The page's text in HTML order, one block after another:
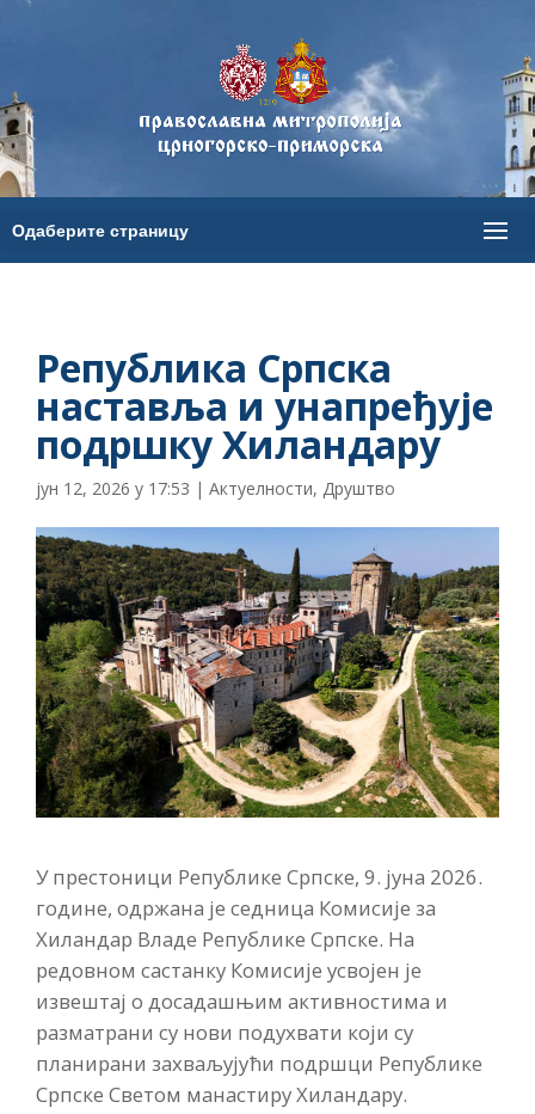
Република Српска
наставља и унапређује
подршку Хиландару
јун 12, 2026 у 17:53 | Актуелности, Друштво
У престоници Републике Српске, 9. јуна 2026.
године, одржана је седница Комисије за
Хиландар Владе Републике Српске. На
редовном састанку Комисије усвојен је
извештај о досадашњим активностима и
разматрани су нови подухвати који су
планирани захваљујући подршци Републике
Српске Светом манастиру Хиландару.